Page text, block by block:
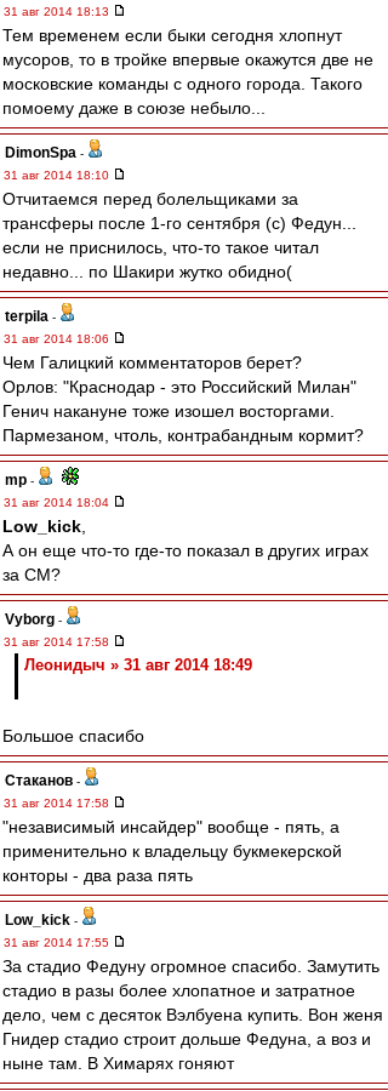
31 авг 2014 18:13
Тем временем если быки сегодня хлопнут
мусоров, то в тройке впервые окажутся две не
московские команды с одного города. Такого
помоему даже в союзе небыло...
DimonSpa -
31 авг 2014 18:10
Отчитаемся перед болельщиками за
трансферы после 1-го сентября (с) Федун...
если не приснилось, что-то такое читал
недавно... по Шакири жутко обидно(
terpila -
31 авг 2014 18:06
Чем Галицкий комментаторов берет?
Орлов: "Краснодар - это Российский Милан"
Генич накануне тоже изошел восторгами.
Пармезаном, чтоль, контрабандным кормит?
mp -
31 авг 2014 18:04
Low_kick
А он еще что-то где-то показал в других играх
за СМ?
Vyborg -
31 авг 2014 17:58
Леонидыч » 31 авг 2014 18:49
Большое спасибо
Cтаканов -
31 авг 2014 17:58
"независимый инсайдер" вообще - пять, а
применительно к владельцу букмекерской
конторы - два раза пять
Low_kick -
31 авг 2014 17:55
За стадио Федуну огромное спасибо. Замутить
стадио в разы более хлопатное и затратное
дело, чем с десяток Вэлбуена купить. Вон женя
Гнидер стадио строит дольше Федуна, а воз и
ныне там. В Химарях гоняют